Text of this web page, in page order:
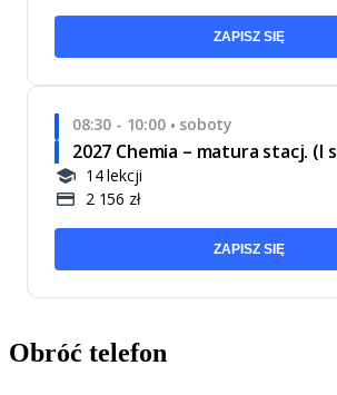
ZAPISZ SIĘ
08:30 - 10:00• soboty
2027 Chemia – matura stacj. (I
14 lekcji
2 156 zł
ZAPISZ SIĘ
Obróć telefon